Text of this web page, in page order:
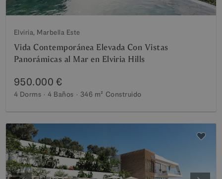
Elviria, Marbella Este
Vida Contemporánea Elevada Con Vistas
Panorámicas al Mar en Elviria Hills
950.000 €
4 Dorms 4 Baños 346 m² Construido